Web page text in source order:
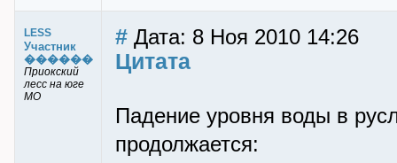
LESS
Участник
������
Приокский
лесс на юге
МО
# Дата: 8 Ноя 2010 14:26
Цитата
Падение уровня воды в
продолжается: